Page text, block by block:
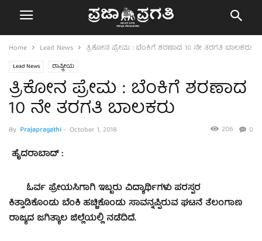
Home Lead News ತ್ರಿಕೋನ ಪ್ರೇಮ : ಬೆಂಕಿಗೆ ಶರಣಾದ 10 ನೇ ತರಗತಿ ಬಾಲಕರು
Lead News ರಾಷ್ಟ್ರೀಯ
ತ್ರಿಕೋನ ಪ್ರೇಮ : ಬೆಂಕಿಗೆ ಶರಣಾದ
10 ನೇ ತರಗತಿ ಬಾಲಕರು
By Prajapragathi- October 1, 2018 0
206
ಹೈದರಾಬಾದ್ :
ಓರ್ವ ಪ್ರೇಯಸಿಗಾಗಿ ಇಬ್ಬರು ವಿದ್ಯಾರ್ಥಿಗಳು ಪರಸ್ಪರ
ಕಿತ್ತಾಡಿಕೊಂಡು ಬೆಂಕಿ ಹಚ್ಚಿಕೊಂಡು ಸಾವನ್ನಪ್ಪಿರುವ ಘಟನೆ ತೆಲಂಗಾಣ
ರಾಜ್ಯದ ಜಗಿತ್ಯಾಲ ಜಿಲ್ಲೆಯಲ್ಲಿ ನಡೆದಿದೆ.